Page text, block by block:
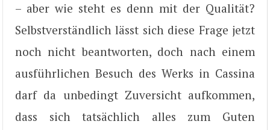
– aber wie steht es denn mit der Qualität?
Selbstverständlich lässt sich diese Frage jetzt
noch nicht beantworten, doch nach einem
ausführlichen Besuch des Werks in Cassina
darf da unbedingt Zuversicht aufkommen,
dass sich tatsächlich alles zum Guten